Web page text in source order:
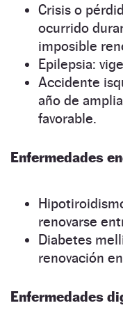
Crisis o
ocurrido
imposible
Epilepsia:
Accidente
año de
favorable.
Enfermedades
renovarse
Diabetes
renovación
Enfermedades